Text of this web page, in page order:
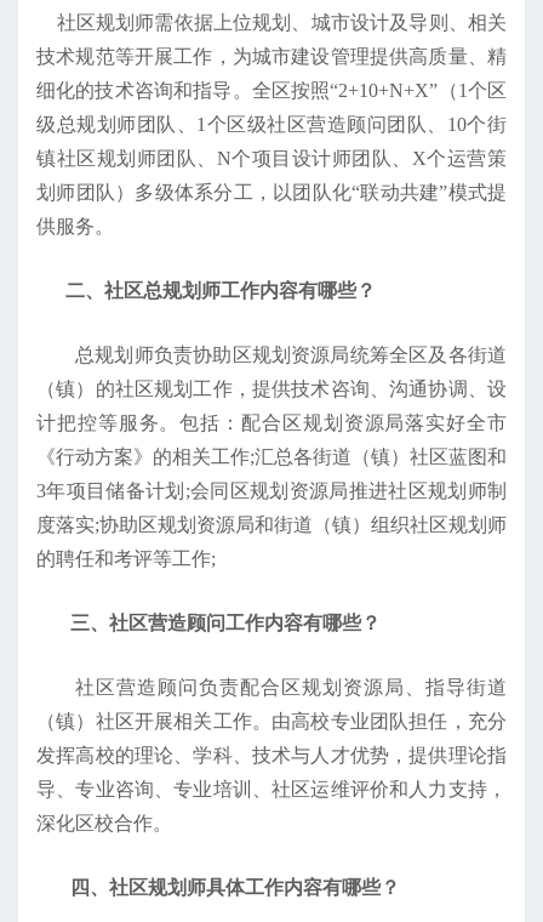
社区规划师需依据上位规划、城市设计及导则、相关
技术规范等开展工作，为城市建设管理提供高质量、精
细化的技术咨询和指导。全区按照“2+10+N+X”（1个区
级总规划师团队、1个区级社区营造顾问团队、10个街
镇社区规划师团队、N个项目设计师团队、X个运营策
划师团队）多级体系分工，以团队化“联动共建”模式提
供服务。
二、社区总规划师工作内容有哪些？
总规划师负责协助区规划资源局统筹全区及各街道
（镇）的社区规划工作，提供技术咨询、沟通协调、设
计把控等服务。包括：配合区规划资源局落实好全市
《行动方案》的相关工作;汇总各街道（镇）社区蓝图和
3年项目储备计划;会同区规划资源局推进社区规划师制
度落实;协助区规划资源局和街道（镇）组织社区规划师
的聘任和考评等工作;
三、社区营造顾问工作内容有哪些？
社区营造顾问负责配合区规划资源局、指导街道
（镇）社区开展相关工作。由高校专业团队担任，充分
发挥高校的理论、学科、技术与人才优势，提供理论指
导、专业咨询、专业培训、社区运维评价和人力支持，
深化区校合作。
四、社区规划师具体工作内容有哪些？